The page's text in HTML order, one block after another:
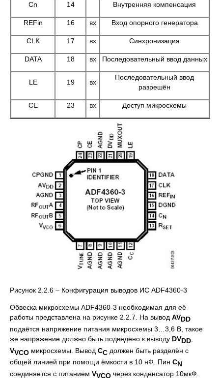
Сn 14 Внутренняя компенсация
REFin 16 вх Вход опорного генератора
CLK 17 вх Синхронизация
DATA 18 вх Последовательный ввод данных
LE 19 вх
Последовательный ввод
разрешён
СЕ 23 вх Доступ микросхемы
Рисунок 2.2.6 – Конфигурация выводов ИС ADF4360-3
Обвеска микросхемы ADF4360-3 необходимая для её
работы представлена на рисунке 2.2.7. На вывод AVDD
подаётся напряжение питания микросхемы 3…3,6 В, такое
же напряжение должно быть подведено к выводу DVDD
VVCO микросхемы. Вывод CC должен быть разделён с
общей линией при помощи ёмкости в 10 нФ. Пин CN
соединяется с питанием VVCO через конденсатор 10мкФ.